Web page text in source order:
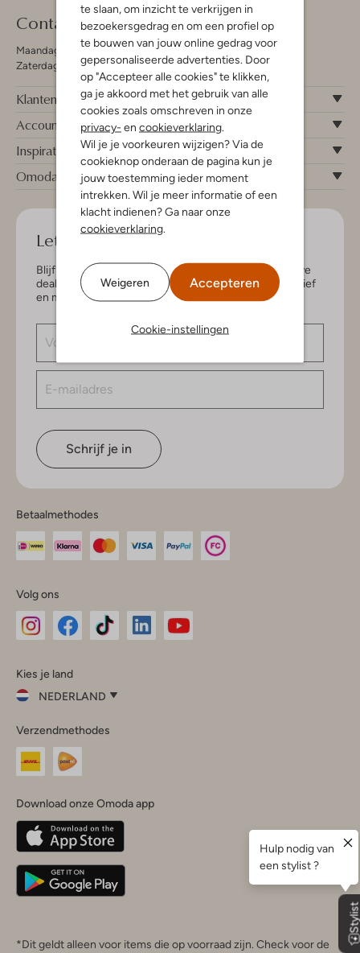
te slaan, om inzicht te verkrijgen in
bezoekersgedrag en om een profiel op
te bouwen van jouw online gedrag voor
gepersonaliseerde advertenties. Door
op "Accepteer alle cookies" te klikken,
ga je akkoord met het gebruik van alle
cookies zoals omschreven in onze
privacy- en cookieverklaring.
Wil je je voorkeuren wijzigen? Via de
cookieknop onderaan de pagina kun je
jouw toestemming ieder moment
intrekken. Wil je meer informatie of een
klacht indienen? Ga naar onze
cookieverklaring.
Weigeren Accepteren
Cookie-instellingen
Contact
Maandag - Vrijdag 09:00 - 19:00 uur
Zaterdag 09:00 - 17:00 uur
Klantenservice
Account
Inspiratie
Omoda
Let's keep in touch!
Blijf op de hoogte van de nieuwste items en exclusieve
deals, speciaal voor jou. Schrijf je in voor de nieuwsbrief
en maak kans op € 150,- shoptegoed.
Schrijf je in
Betaalmethodes
Volg ons
InstagramFacebook
Kies je land
NEDERLAND
je
land
Nederland
Belgique(Français)
Deutschland
Verzendmethodes
Download onze Omoda app
*Dit geldt alleen voor items die op voorraad zijn. Check voor de